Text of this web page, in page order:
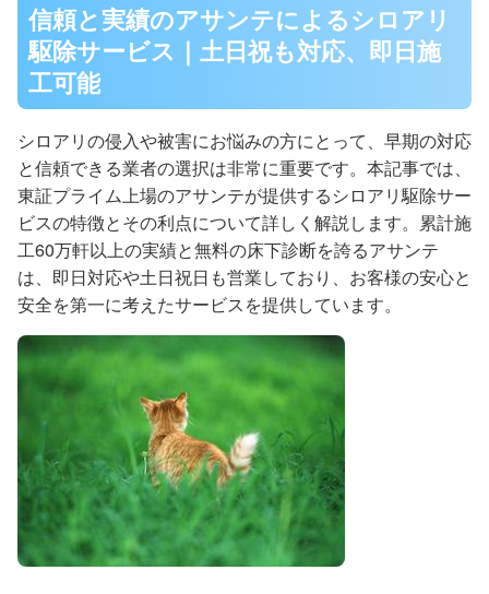
信頼と実績のアサンテによるシロアリ
駆除サービス｜土日祝も対応、即日施
工可能
シロアリの侵入や被害にお悩みの方にとって、早期の対応
と信頼できる業者の選択は非常に重要です。本記事では、
東証プライム上場のアサンテが提供するシロアリ駆除サー
ビスの特徴とその利点について詳しく解説します。累計施
工60万軒以上の実績と無料の床下診断を誇るアサンテ
は、即日対応や土日祝日も営業しており、お客様の安心と
安全を第一に考えたサービスを提供しています。